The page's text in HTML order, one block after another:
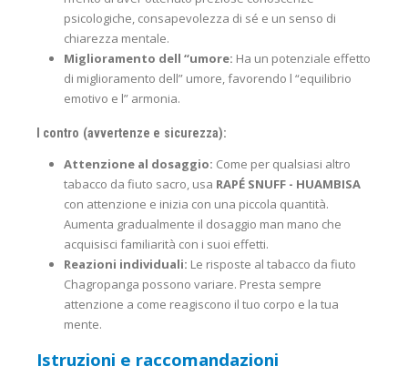
psicologiche, consapevolezza di sé e un senso di
chiarezza mentale.
Miglioramento dell “umore: Ha un potenziale effetto
di miglioramento dell” umore, favorendo l “equilibrio
emotivo e l” armonia.
I contro (avvertenze e sicurezza):
Attenzione al dosaggio: Come per qualsiasi altro
tabacco da fiuto sacro, usa RAPÉ SNUFF - HUAMBISA
con attenzione e inizia con una piccola quantità.
Aumenta gradualmente il dosaggio man mano che
acquisisci familiarità con i suoi effetti.
Reazioni individuali: Le risposte al tabacco da fiuto
Chagropanga possono variare. Presta sempre
attenzione a come reagiscono il tuo corpo e la tua
mente.
Istruzioni e raccomandazioni